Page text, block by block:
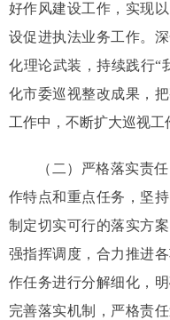
好作风建设工作，实现
设促进执法业务工作。
化理论武装，持续践行“
化市委巡视整改成果，
工作中，不断扩大巡视工
（二）严格落实责
作特点和重点任务，坚
制定切实可行的落实方
强指挥调度，合力推进
作任务进行分解细化，
完善落实机制，严格责